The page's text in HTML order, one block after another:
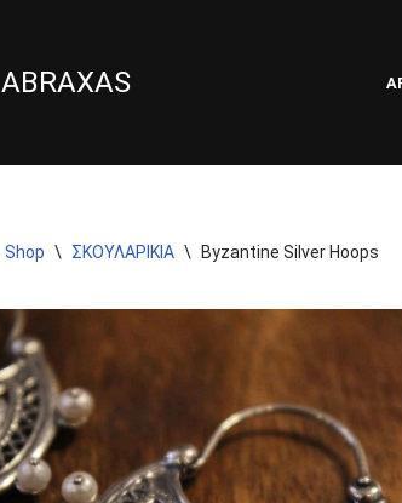
ABRAXAS
Shop \ ΣΚΟΥΛΑΡΙΚΙΑ \ Byzantine Silver Hoops